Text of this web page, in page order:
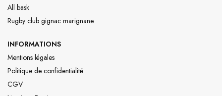
All bask
Rugby club gignac marignane
INFORMATIONS
Mentions légales
Politique de confidentialité
CGV